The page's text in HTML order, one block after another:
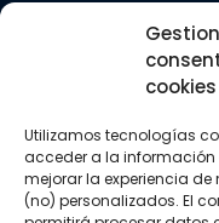
cookies
Utilizamos tecnologías
acceder a la información
mejorar la experiencia
(no) personalizados. El
CONTACTO
+34 662 342
SÍGUENOS